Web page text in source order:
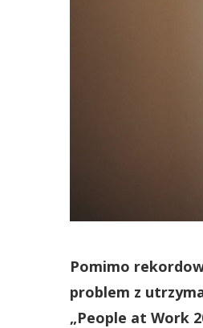
Pomimo
problem z
„People at Work